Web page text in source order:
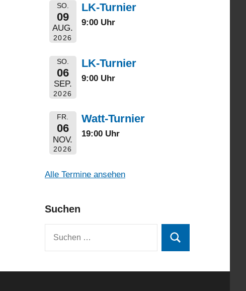
SO.
09
AUG.
2026
LK-Turnier
9:00 Uhr
SO.
06
SEP.
2026
LK-Turnier
9:00 Uhr
FR.
06
NOV.
2026
Watt-Turnier
19:00 Uhr
Alle Termine ansehen
Suchen
Suchen